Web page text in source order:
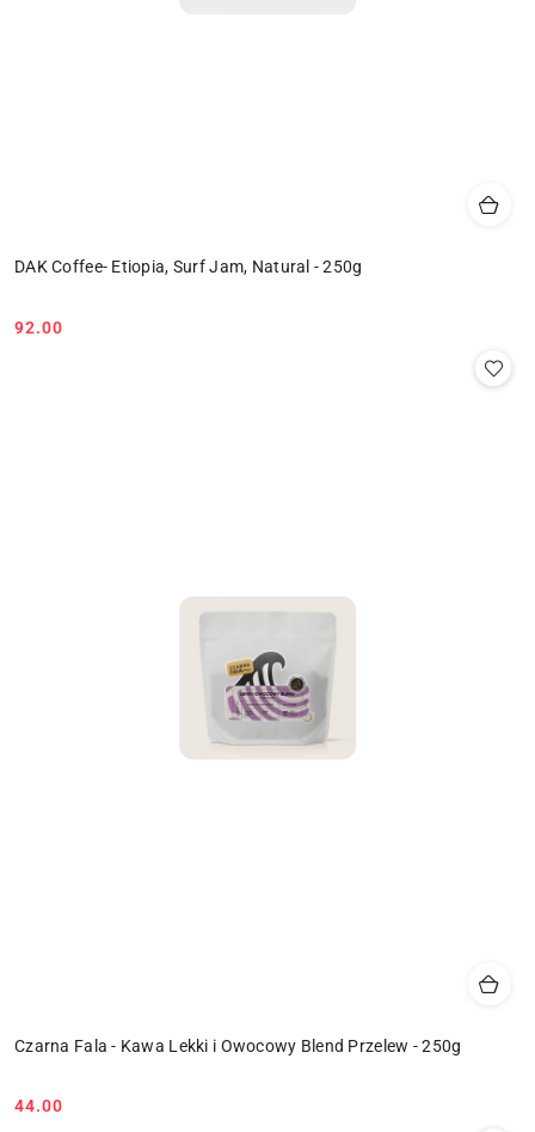
DAK Coffee- Etiopia, Surf Jam, Natural - 250g
Cena:
92.00
Czarna Fala - Kawa Lekki i Owocowy Blend Przelew - 250g
Cena:
44.00